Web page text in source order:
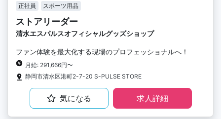
正社員 スポーツ用品
ストアリーダー
清水エスパルスオフィシャルグッズショップ
ファン体験を最大化する現場のプロフェッショナルへ！
月給: 291,666円〜
静岡市清水区港町2-7-20 S-PULSE STORE
気になる 求人詳細